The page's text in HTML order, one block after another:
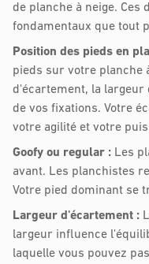
de planche à neige.
fondamentaux que tout
Position des pieds en
pieds sur votre planche
d'écartement, la largeur
de vos fixations. Votre
votre agilité et votre
Goofy ou regular : Les
avant. Les planchistes
Votre pied dominant se
Largeur d'écartement :
largeur influence
laquelle vous pouvez